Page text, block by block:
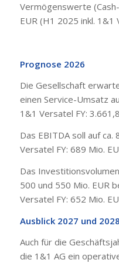
Vermögenswerte
EUR (H1 2025 inkl. 1&1
Prognose 2026
Die Gesellschaft
einen Service-Umsatz
1&1 Versatel FY:
Das EBITDA soll auf ca.
Versatel FY: 689 Mio.
Das
500 und 550 Mio. EUR
Versatel FY: 652 Mio.
Ausblick 2027 und 2028
Auch für die
die 1&1 AG ein